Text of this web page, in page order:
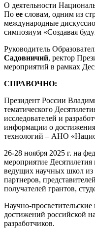
О деятельности
По ее словам, одним из
международные
симпозиум «Создавая
Руководитель
Садовничий, ректор
мероприятий в рамках
СПРАВОЧНО:
Президент России
тематического
исследователей и
информации о
технологий – АНО
26-28 ноября 2025 г. на
мероприятие
ведущих научных школ из
партнеров,
получателей грантов,
Научно-
достижений российской
разработчиков.